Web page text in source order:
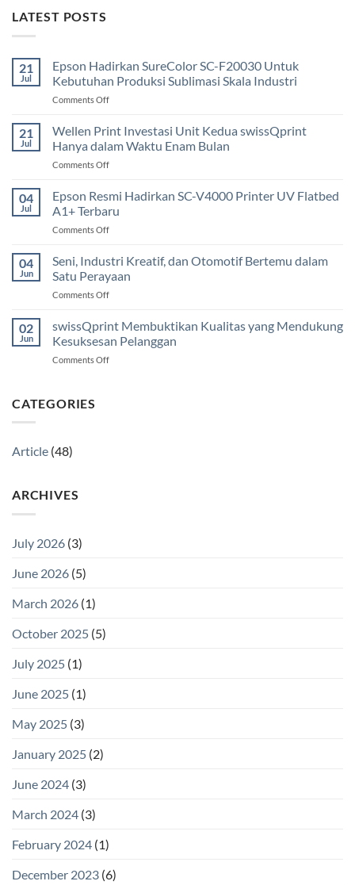
LATEST POSTS
21
Jul
Epson Hadirkan SureColor SC-F20030 Untuk
Kebutuhan Produksi Sublimasi Skala Industri
Comments Offon
Hadirkan
SureColor
SC-
F20030
Kebutuhan
21
Jul
Wellen Print Investasi Unit Kedua swissQprint
Hanya dalam Waktu Enam Bulan
Comments Offon
Print
Investasi
Unit
Kedua
Hanya
04
Jul
Epson Resmi Hadirkan SC-V4000 Printer UV Flatbed
A1+ Terbaru
Comments Offon
Resmi
Hadirkan
SC-
V4000
UV
Flatbed
04
Jun
Seni, Industri Kreatif, dan Otomotif Bertemu dalam
Satu Perayaan
Comments Offon
Industri
Kreatif,
dan
Otomotif
02
Jun
swissQprint Membuktikan Kualitas yang Mendukung
Kesuksesan Pelanggan
Comments Offon
CATEGORIES
Article (48)
ARCHIVES
July 2026 (3)
June 2026 (5)
March 2026 (1)
October 2025 (5)
July 2025 (1)
June 2025 (1)
May 2025 (3)
January 2025 (2)
June 2024 (3)
March 2024 (3)
February 2024 (1)
December 2023 (6)